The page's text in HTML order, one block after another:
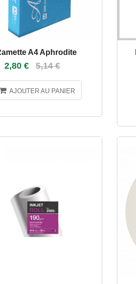
A4 Aphrodite
2,80 € 5,14 €
AJOUTER AU PANIER